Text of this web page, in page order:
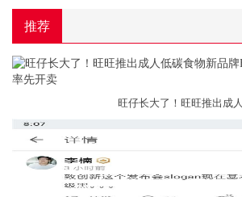
推荐
旺仔长大了！旺旺推出成人